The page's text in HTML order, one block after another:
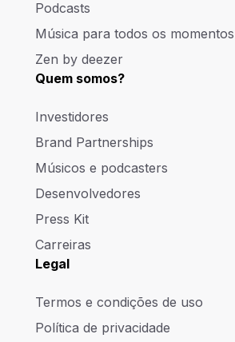
Podcasts
Música para todos os momentos
Zen by deezer
Quem somos?
Investidores
Brand Partnerships
Músicos e podcasters
Desenvolvedores
Press Kit
Carreiras
Legal
Termos e condições de uso
Política de privacidade